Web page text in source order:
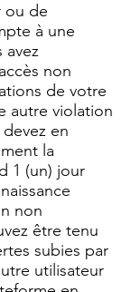
ou de
à une
avez
non
de votre
autre violation
en
la
1 (un) jour
non
être tenu
subies par
utilisateur